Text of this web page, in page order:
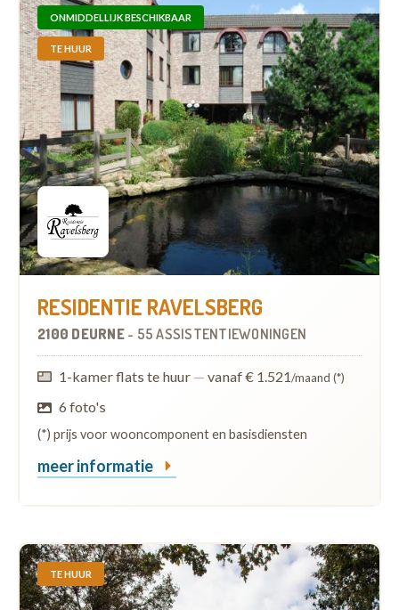
ONMIDDELLIJK BESCHIKBAAR
TE HUUR
RESIDENTIE RAVELSBERG
2100 DEURNE - 55 ASSISTENTIEWONINGEN
1-kamer flats te huur — vanaf € 1.521/maand (*)
6 foto's
(*) prijs voor wooncomponent en basisdiensten
meer informatie
TE HUUR